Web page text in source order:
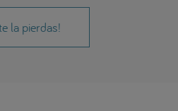
la pierdas!